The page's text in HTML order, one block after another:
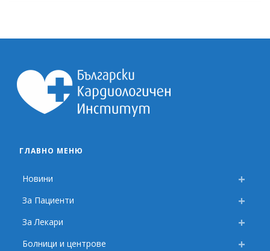
ГЛАВНО МЕНЮ
Новини
За Пациенти
За Лекари
Болници и центрове